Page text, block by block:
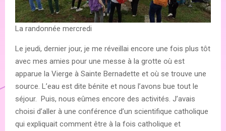
La randonnée mercredi
Le jeudi, dernier jour, je me réveillai encore une fois plus tôt
avec mes amies pour une messe à la grotte où est
apparue la Vierge à Sainte Bernadette et où se trouve une
source. L’eau est dite bénite et nous l’avons bue tout le
séjour. Puis, nous eûmes encore des activités. J’avais
choisi d’aller à une conférence d’un scientifique catholique
qui expliquait comment être à la fois catholique et